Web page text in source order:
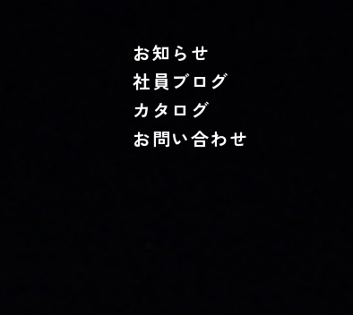
お知らせ
社員ブログ
カタログ
お問い合わせ